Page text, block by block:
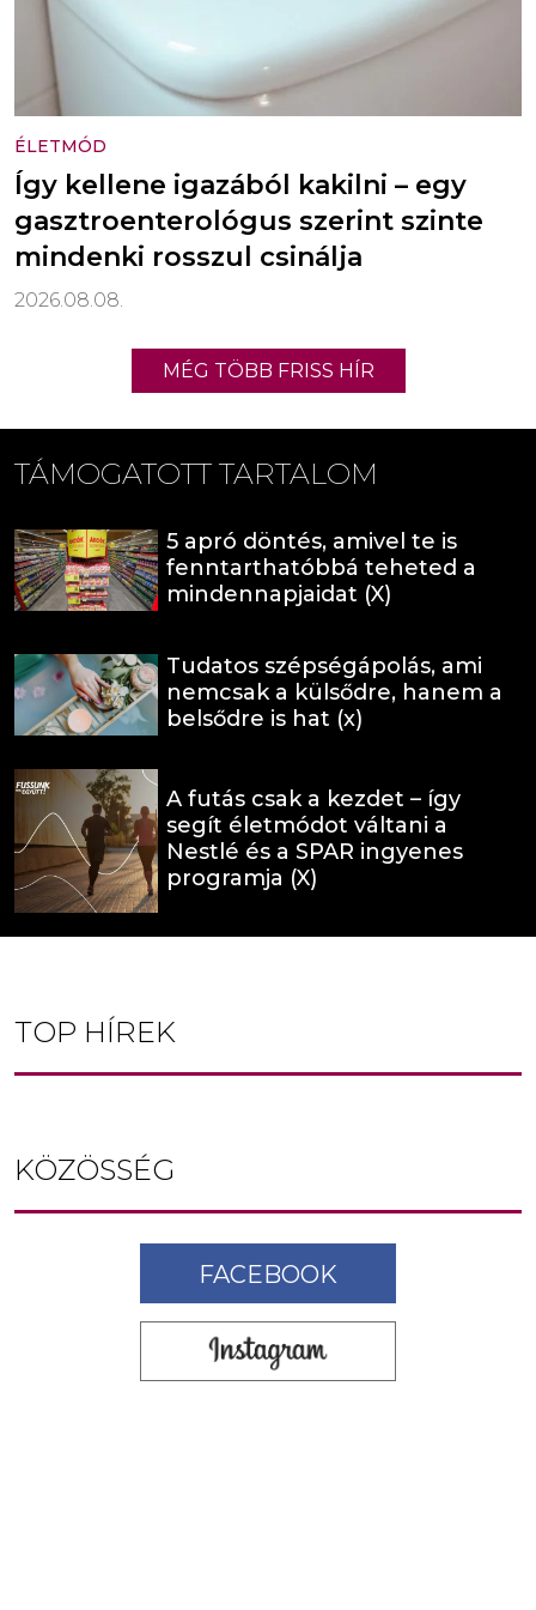
ÉLETMÓD
Így kellene igazából kakilni – egy
gasztroenterológus szerint szinte
mindenki rosszul csinálja
2026.08.08.
MÉG TÖBB FRISS HÍR
TÁMOGATOTT TARTALOM
5 apró döntés, amivel te is
fenntarthatóbbá teheted a
mindennapjaidat (X)
Tudatos szépségápolás, ami
nemcsak a külsődre, hanem a
belsődre is hat (x)
A futás csak a kezdet – így
segít életmódot váltani a
Nestlé és a SPAR ingyenes
programja (X)
TOP HÍREK
KÖZÖSSÉG
FACEBOOK